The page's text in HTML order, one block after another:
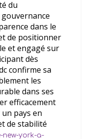
du
dans le
de positionner
et engagé sur
dès
confirme sa
les
dans ses
efficacement
pays en
de stabilité
york-a-